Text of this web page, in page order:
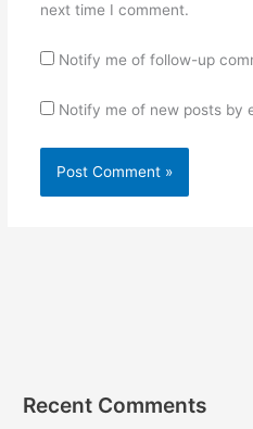
next time I comment.
Notify me of follow-up
Notify me of new posts by
Recent Comments